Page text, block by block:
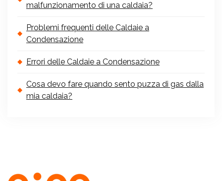
malfunzionamento di una caldaia?
Problemi frequenti delle Caldaie a
Condensazione
Errori delle Caldaie a Condensazione
Cosa devo fare quando sento puzza di gas dalla
mia caldaia?